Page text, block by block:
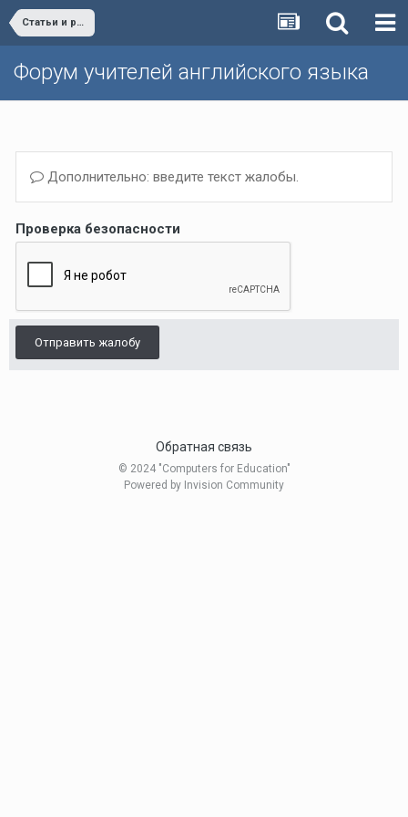
Статьи и разработки учителей (Поурочные планы, дополнительные упражнения и т.д.)/Materials developed by teachers
Форум учителей английского языка
Дополнительно: введите текст жалобы.
Проверка безопасности
Отправить жалобу
Обратная связь
© 2024 "Computers for Education"
Powered by Invision Community